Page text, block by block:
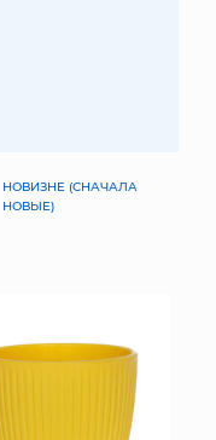
НОВИЗНЕ (СНАЧАЛА
НОВЫЕ)